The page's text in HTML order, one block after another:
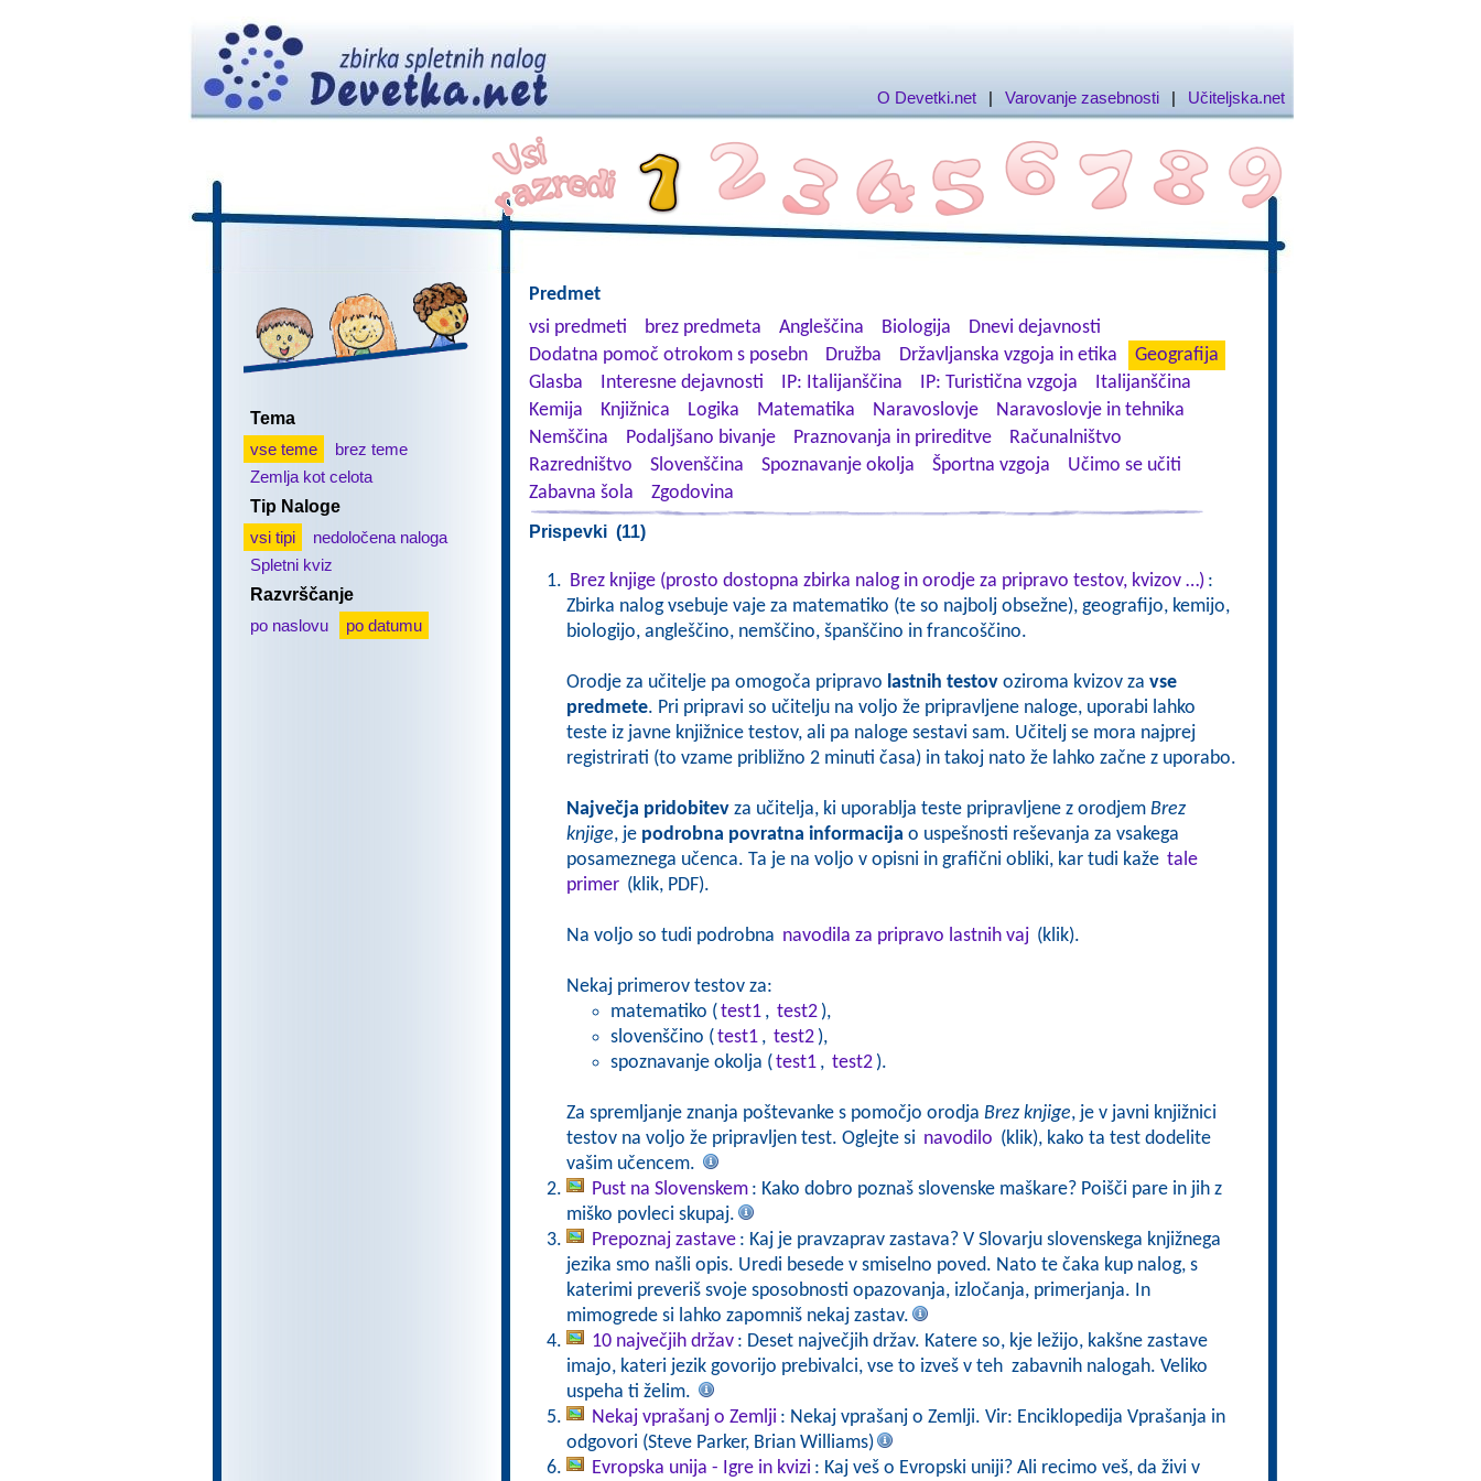
O Devetki.net | Varovanje zasebnosti | Učiteljska.net
Tema
vse teme
brez teme
Zemlja kot celota
Tip Naloge
vsi tipi
nedoločena naloga
Spletni kviz
Razvrščanje
po naslovu
po datumu
Predmet
vsi predmeti
brez predmeta Angleščina Biologija
Dnevi dejavnosti
Dodatna pomoč otrokom s posebn
Družba Državljanska vzgoja in etika
Geografija
Glasba
Interesne dejavnosti IP: Italijanščina IP: Turistična vzgoja
Italijanščina
Kemija
Knjižnica Logika Matematika Naravoslovje
Naravoslovje in tehnika
Nemščina
Podaljšano bivanje Praznovanja in prireditve
Računalništvo
Razredništvo
Slovenščina Spoznavanje okolja Športna vzgoja
Učimo se učiti
Zabavna šola
Zgodovina
Prispevki (11)
Brez knjige (prosto dostopna zbirka nalog in orodje za pripravo testov, kvizov …) :
Zbirka nalog vsebuje vaje za matematiko (te so najbolj obsežne), geografijo, kemijo,
biologijo, angleščino, nemščino, španščino in francoščino.
Orodje za učitelje pa omogoča pripravo lastnih testovoziroma kvizov za vse
predmete. Pri pripravi so učitelju na voljo že pripravljene naloge, uporabi lahko
teste iz javne knjižnice testov, ali pa naloge sestavi sam. Učitelj se mora najprej
registrirati (to vzame približno 2 minuti časa) in takoj nato že lahko začne z uporabo.
Največja pridobitevza učitelja, ki uporablja teste pripravljene z orodjem Brez
knjige, je podrobna povratna informacija o uspešnosti reševanja za vsakega
posameznega učenca. Ta je na voljo v opisni in grafični obliki, kar tudi kaže tale
primer (klik, PDF).
Na voljo so tudi podrobna navodila za pripravo lastnih vaj (klik).
Nekaj primerov testov za:
matematiko (test1 , test2 ),
slovenščino (test1 , test2 ),
spoznavanje okolja (test1 , test2 ).
Za spremljanje znanja poštevanke s pomočjo orodja Brez knjige, je v javni knjižnici
testov na voljo že pripravljen test. Oglejte si navodilo (klik), kako ta test dodelite
vašim učencem.
Pust na Slovenskem : Kako dobro poznaš slovenske maškare? Poišči pare in jih z
miško povleci skupaj.
Prepoznaj zastave : Kaj je pravzaprav zastava? V Slovarju slovenskega knjižnega
jezika smo našli opis. Uredi besede v smiselno poved. Nato te čaka kup nalog, s
katerimi preveriš svoje sposobnosti opazovanja, izločanja, primerjanja. In
mimogrede si lahko zapomniš nekaj zastav.
10 največjih držav : Deset največjih držav. Katere so, kje ležijo, kakšne zastave
imajo, kateri jezik govorijo prebivalci, vse to izveš v teh zabavnih nalogah. Veliko
uspeha ti želim.
Nekaj vprašanj o Zemlji : Nekaj vprašanj o Zemlji. Vir: Enciklopedija Vprašanja in
odgovori (Steve Parker, Brian Williams)
Evropska unija - Igre in kvizi : Kaj veš o Evropski uniji? Ali recimo veš, da živi v